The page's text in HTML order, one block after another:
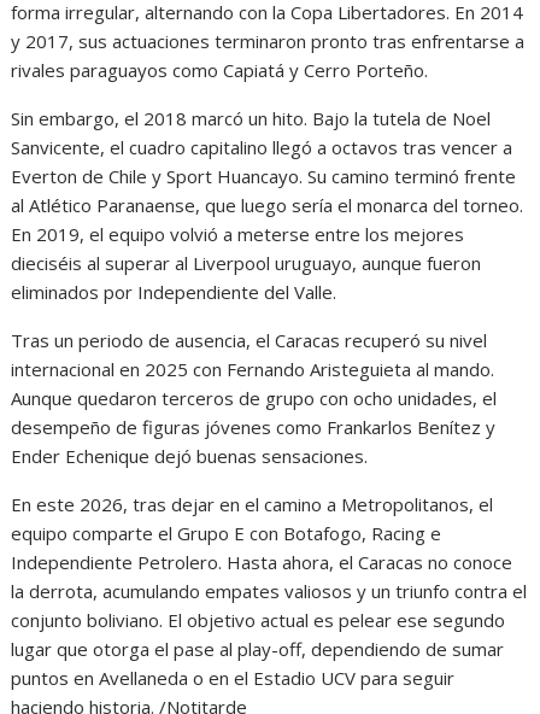
forma irregular, alternando con la Copa Libertadores. En 2014
y 2017, sus actuaciones terminaron pronto tras enfrentarse a
rivales paraguayos como Capiatá y Cerro Porteño.
Sin embargo, el 2018 marcó un hito. Bajo la tutela de Noel
Sanvicente, el cuadro capitalino llegó a octavos tras vencer a
Everton de Chile y Sport Huancayo. Su camino terminó frente
al Atlético Paranaense, que luego sería el monarca del torneo.
En 2019, el equipo volvió a meterse entre los mejores
dieciséis al superar al Liverpool uruguayo, aunque fueron
eliminados por Independiente del Valle.
Tras un periodo de ausencia, el Caracas recuperó su nivel
internacional en 2025 con Fernando Aristeguieta al mando.
Aunque quedaron terceros de grupo con ocho unidades, el
desempeño de figuras jóvenes como Frankarlos Benítez y
Ender Echenique dejó buenas sensaciones.
En este 2026, tras dejar en el camino a Metropolitanos, el
equipo comparte el Grupo E con Botafogo, Racing e
Independiente Petrolero. Hasta ahora, el Caracas no conoce
la derrota, acumulando empates valiosos y un triunfo contra el
conjunto boliviano. El objetivo actual es pelear ese segundo
lugar que otorga el pase al play-off, dependiendo de sumar
puntos en Avellaneda o en el Estadio UCV para seguir
haciendo historia. /Notitarde